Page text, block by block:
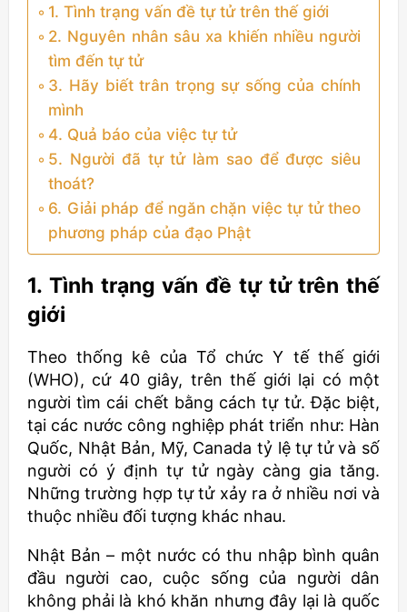
1. Tình trạng vấn đề tự tử trên thế giới
2. Nguyên nhân sâu xa khiến nhiều người
tìm đến tự tử
3. Hãy biết trân trọng sự sống của chính
mình
4. Quả báo của việc tự tử
5. Người đã tự tử làm sao để được siêu
thoát?
6. Giải pháp để ngăn chặn việc tự tử theo
phương pháp của đạo Phật
1. Tình trạng vấn đề tự tử trên thế
giới
Theo thống kê của Tổ chức Y tế thế giới
(WHO), cứ 40 giây, trên thế giới lại có một
người tìm cái chết bằng cách tự tử. Đặc biệt,
tại các nước công nghiệp phát triển như: Hàn
Quốc, Nhật Bản, Mỹ, Canada tỷ lệ tự tử và số
người có ý định tự tử ngày càng gia tăng.
Những trường hợp tự tử xảy ra ở nhiều nơi và
thuộc nhiều đối tượng khác nhau.
Nhật Bản – một nước có thu nhập bình quân
đầu người cao, cuộc sống của người dân
không phải là khó khăn nhưng đây lại là quốc